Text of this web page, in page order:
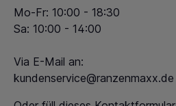
Mo-Fr: 10:00 - 18:30
Sa: 10:00 - 14:00
Via E-Mail an:
kundenservice@ranzenmaxx.de